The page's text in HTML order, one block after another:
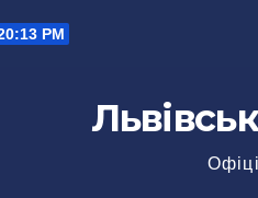
PM